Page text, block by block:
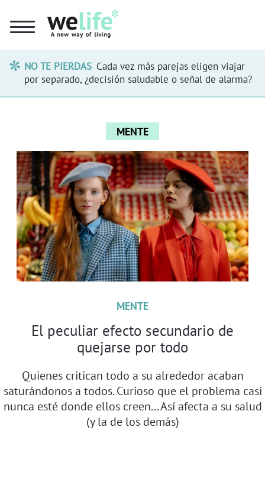
NO TE PIERDAS Cada vez más parejas eligen viajar
por separado, ¿decisión saludable o señal de alarma?
MENTE
MENTE
El peculiar efecto secundario de
quejarse por todo
Quienes critican todo a su alrededor acaban
saturándonos a todos. Curioso que el problema casi
nunca esté donde ellos creen... Así afecta a su salud
(y la de los demás)